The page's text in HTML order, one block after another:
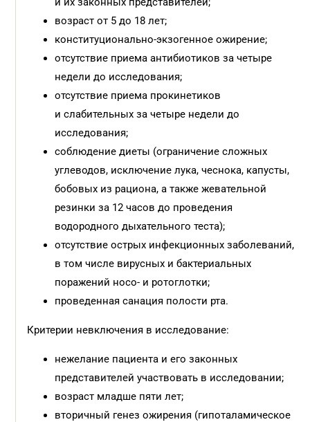
возраст от 5 до 18 лет;
конституционально-экзогенное ожирение;
отсутствие приема антибиотиков за четыре
недели до исследования;
отсутствие приема прокинетиков
и слабительных за четыре недели до
исследования;
соблюдение диеты (ограничение сложных
углеводов, исключение лука, чеснока, капусты,
бобовых из рациона, а также жевательной
резинки за 12 часов до проведения
водородного дыхательного теста);
отсутствие острых инфекционных заболеваний,
в том числе вирусных и бактериальных
поражений носо- и ротоглотки;
проведенная санация полости рта.
Критерии невключения в исследование:
нежелание пациента и его законных
представителей участвовать в исследовании;
возраст младше пяти лет;
вторичный генез ожирения (гипоталамическое